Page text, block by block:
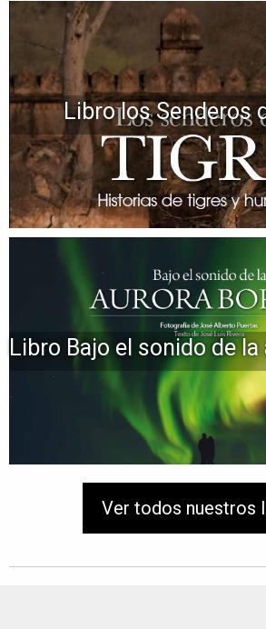
Libro los Senderos
Libro Bajo el sonido de la
Ver todos nuestros